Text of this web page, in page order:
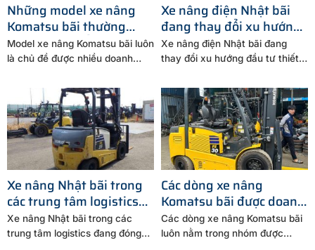
Những model xe nâng
Komatsu bãi thường
được nhập khẩu về Việt
Nam
Model xe nâng Komatsu bãi luôn
là chủ đề được nhiều doanh
Xe nâng điện Nhật bãi
đang thay đổi xu hướng
đầu tư thiết bị nâng hạ
Xe nâng điện Nhật bãi đang
thay đổi xu hướng đầu tư thiết
Xe nâng Nhật bãi trong
các trung tâm logistics
hiện nay
Xe nâng Nhật bãi trong các
trung tâm logistics đang đóng
Các dòng xe nâng
Komatsu bãi được doanh
nghiệp FDI lựa chọn
nhiều
Các dòng xe nâng Komatsu bãi
luôn nằm trong nhóm được